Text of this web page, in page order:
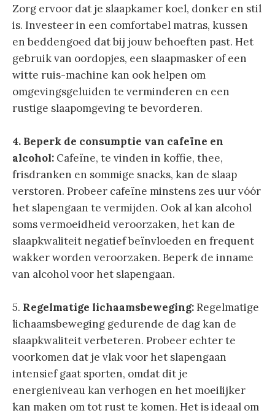
Zorg ervoor dat je slaapkamer koel, donker en stil
is. Investeer in een comfortabel matras, kussen
en beddengoed dat bij jouw behoeften past. Het
gebruik van oordopjes, een slaapmasker of een
witte ruis-machine kan ook helpen om
omgevingsgeluiden te verminderen en een
rustige slaapomgeving te bevorderen.
4. Beperk de consumptie van cafeïne en
alcohol: Cafeïne, te vinden in koffie, thee,
frisdranken en sommige snacks, kan de slaap
verstoren. Probeer cafeïne minstens zes uur vóór
het slapengaan te vermijden. Ook al kan alcohol
soms vermoeidheid veroorzaken, het kan de
slaapkwaliteit negatief beïnvloeden en frequent
wakker worden veroorzaken. Beperk de inname
van alcohol voor het slapengaan.
5. Regelmatige lichaamsbeweging:Regelmatige
lichaamsbeweging gedurende de dag kan de
slaapkwaliteit verbeteren. Probeer echter te
voorkomen dat je vlak voor het slapengaan
intensief gaat sporten, omdat dit je
energieniveau kan verhogen en het moeilijker
kan maken om tot rust te komen. Het is ideaal om